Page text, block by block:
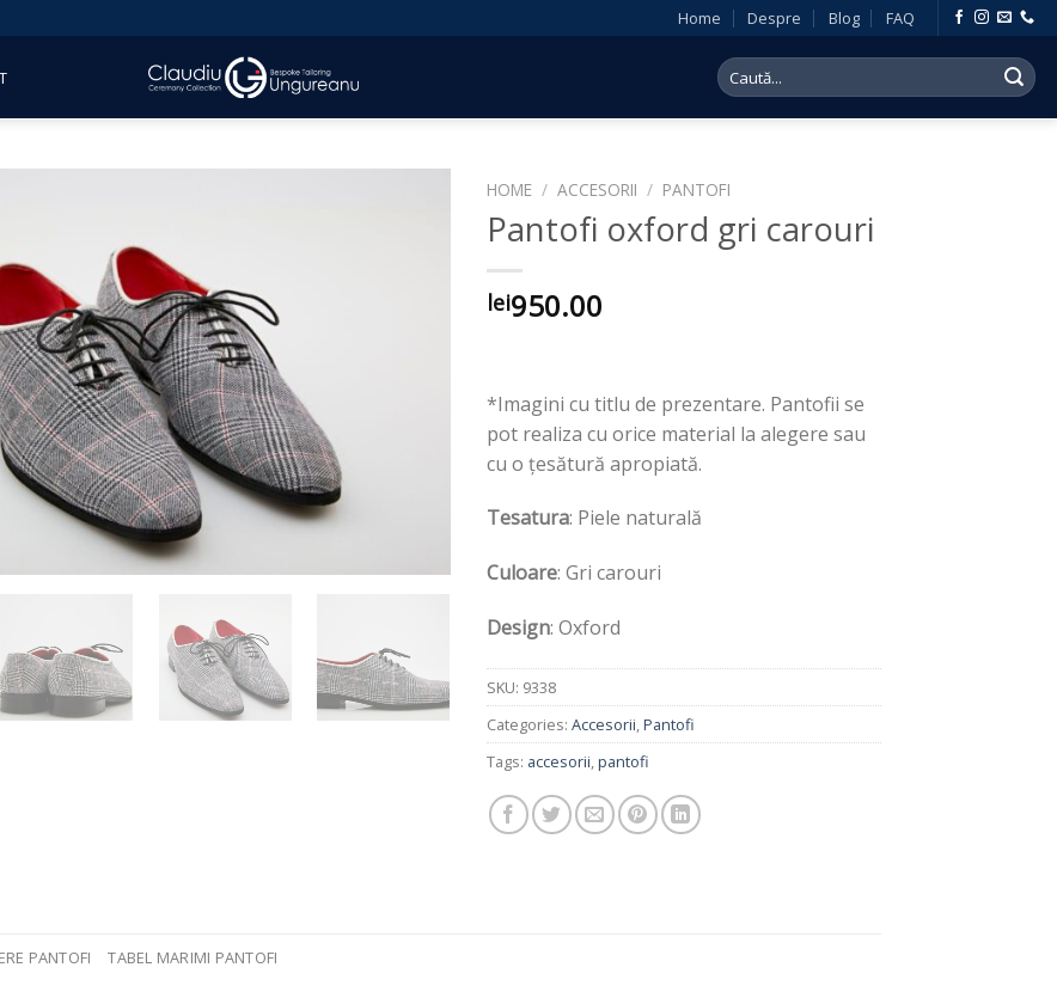
Home Despre Blog FAQ
Search
for:
HOME / ACCESORII / PANTOFI
Pantofi oxford gri carouri
lei950.00
*Imagini cu titlu de prezentare. Pantofii se
pot realiza cu orice material la alegere sau
cu o țesătură apropiată.
Tesatura: Piele naturală
Culoare: Gri carouri
Design: Oxford
SKU: 9338
Categories: Accesorii,Pantofi
Tags: accesorii,pantofi
PANTOFI TABEL MARIMI PANTOFI